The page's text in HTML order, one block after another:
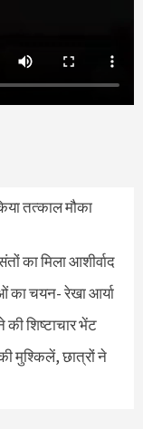
तत्काल मौका
का मिला आशीर्वाद
का चयन- रेखा आर्या
शिष्टाचार भेंट
मुश्किलें, छात्रों ने